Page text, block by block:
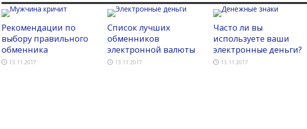
Рекомендации по
выбору правильного
обменника
13.11.2017
Список лучших
обменников
электронной валюты
13.11.2017
Часто ли вы
используете ваши
электронные деньги?
13.11.2017